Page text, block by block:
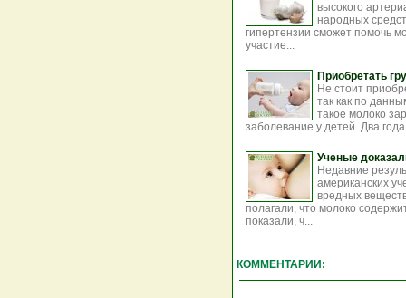
высокого
народных
гипертензии сможет помочь
участие...
Приобретать
Не стоит
так как по
такое молоко
заболевание у детей. Два
Ученые
Недавние
американских
вредных
полагали, что молоко
показали, ч...
КОММЕНТАРИИ: